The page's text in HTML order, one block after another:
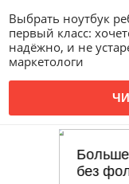
Выбрать ноутбук
первый класс:
надёжно, и не
маркетологи